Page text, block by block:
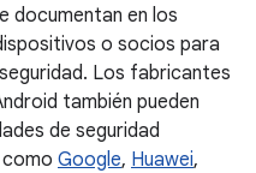
documentan en los
o socios para
Los fabricantes
también pueden
de seguridad
Google, Huawei,